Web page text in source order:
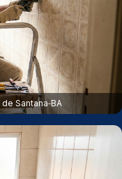
Santana‑BA